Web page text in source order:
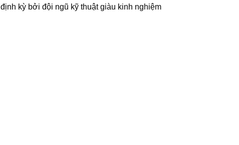
định kỳ bởi đội ngũ kỹ thuật giàu kinh nghiệm